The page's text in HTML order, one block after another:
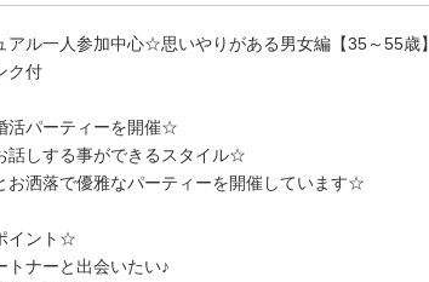
アル一人参加中心☆思いやりがある男女編【35～55歳】
ク付
活パーティーを開催☆
話しする事ができるスタイル☆
お洒落で優雅なパーティーを開催しています☆
イント☆
トナーと出会いたい♪